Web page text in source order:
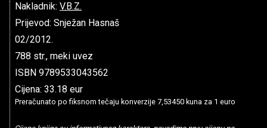
Nakladnik: V.B.Z.
Prijevod: Snježan Hasnaš
02/2012.
788 str., meki uvez
ISBN 9789533043562
Cijena: 33.18 eur
Preračunato po fiksnom tečaju konverzije 7,53450 kuna za 1 euro